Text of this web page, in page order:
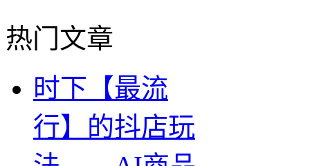
热门文章
时下【最流
行】的抖店玩